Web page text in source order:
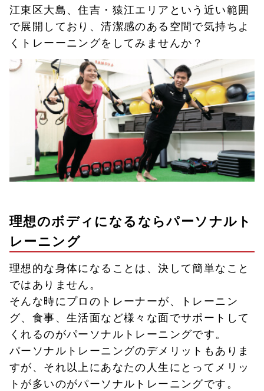
江東区大島、住吉・猿江エリアという近い範囲
で展開しており、清潔感のある空間で気持ちよ
くトレーーニングをしてみませんか？
理想のボディになるならパーソナルト
レーニング
理想的な身体になることは、決して簡単なこと
ではありません。
そんな時にプロのトレーナーが、トレーニン
グ、食事、生活面など様々な面でサポートして
くれるのがパーソナルトレーニングです。
パーソナルトレーニングのデメリットもありま
すが、それ以上にあなたの人生にとってメリッ
トが多いのがパーソナルトレーニングです。